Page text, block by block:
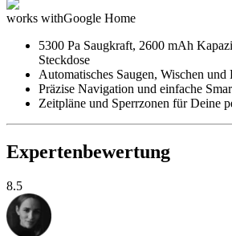
works withGoogle Home
5300 Pa Saugkraft, 2600 mAh
Steckdose
Automatisches Saugen, Wischen und
Präzise Navigation und einfache
Zeitpläne und Sperrzonen für Deine
Expertenbewertung
8.5